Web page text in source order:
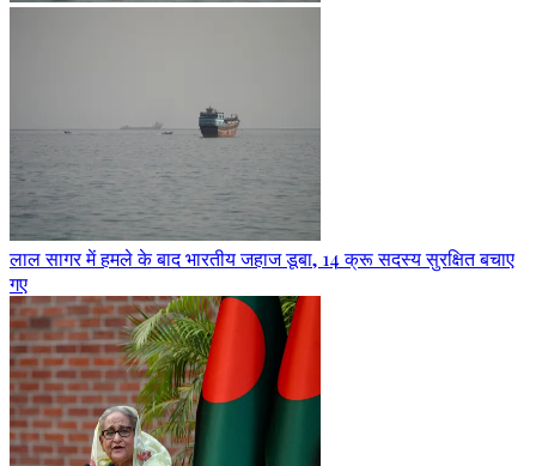
लाल सागर में हमले के बाद भारतीय जहाज डूबा, 14 क्रू सदस्य सुरक्षित बचाए
गए